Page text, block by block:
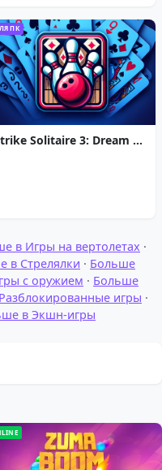
ПК
Strike Solitaire 3: Dream Resort
в Игры на вертолетах ·
в Стрелялки · Больше
с оружием · Больше
игры ·
в Экшн-игры